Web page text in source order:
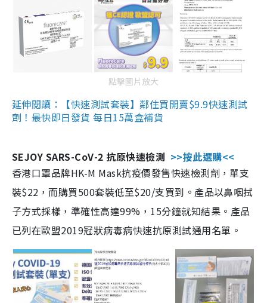
點擊圖片放大
延伸閱讀：【快速測試套裝】鄰住買開賣$9.9快速測試
劑！最快即日發貨 每日15萬盒補貨
SEJOY SARS-CoV-2 抗原快速檢測 >>按此選購<<
香港口罩品牌HK-M Mask抗疫價發售快速檢測劑，單支
裝$22，而購買500套裝低至$20/支買到。產品以鼻咽拭
子方式採樣，準確性高達99%，15分鐘就知結果。產品
已列在歐盟2019冠狀病毒病快速抗原測試通用名單。